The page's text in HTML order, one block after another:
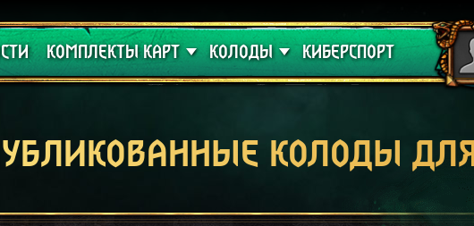
КОМПЛЕКТЫ КАРТ
Алое проклятие
КОЛОДЫ
Гайды
КИБЕРСПОРТ
колоды